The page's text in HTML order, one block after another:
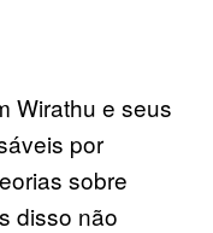
Wirathu e seus
por
sobre
disso não